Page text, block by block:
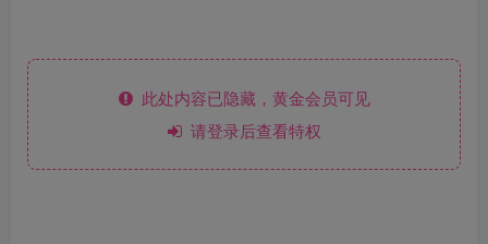
此处内容已隐藏，黄金会员可见
请登录后查看特权